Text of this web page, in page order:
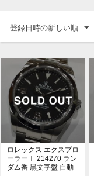
登録日時の新しい順
ロレックス エクスプロ
ーラーⅠ 214270 ラン
ダム番 黒文字盤 自動